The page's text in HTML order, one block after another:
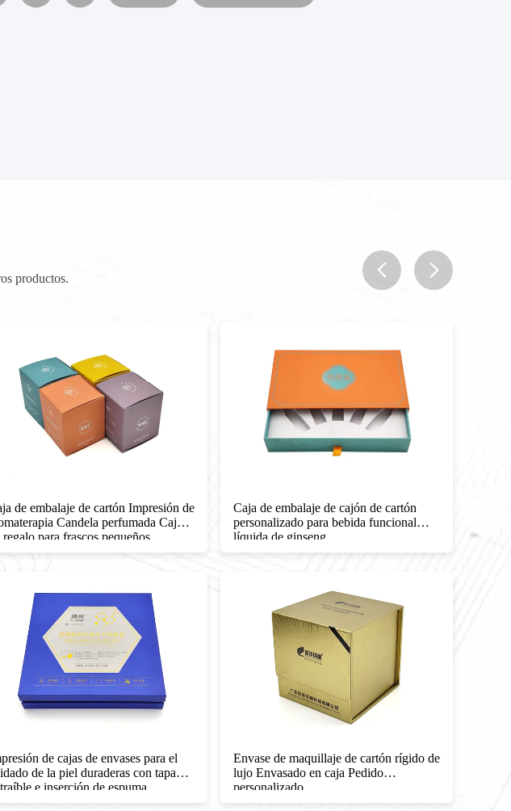
productos.
de embalaje de cartón Impresión de
Candela perfumada Caja
regalo para frascos pequeños
Caja de embalaje de cajón de cartón
personalizado para bebida funcional
líquida de ginseng
de cajas de envases para el
de la piel duraderas con tapa
e inserción de espuma
Envase de maquillaje de cartón rígido de
lujo Envasado en caja Pedido
personalizado